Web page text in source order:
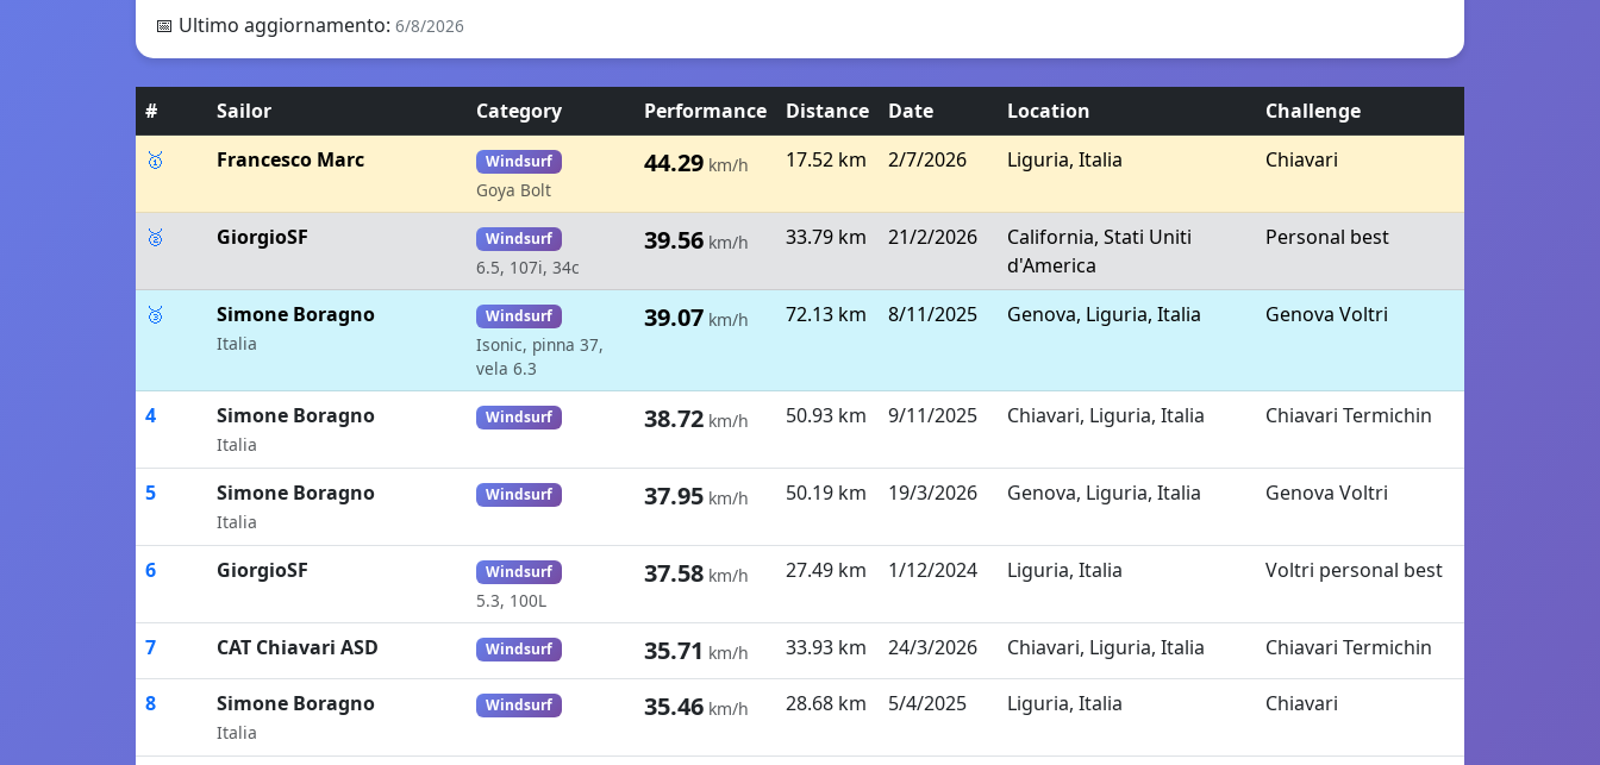
📅 Ultimo aggiornamento: 6/8/2026
# Sailor Category Performance Distance Date Location
Challenge
🥇
Francesco Marc Windsurf
Goya Bolt
44.29 km/h 17.52 km 2/7/2026 Liguria, Italia Chiavari
🥈 GiorgioSF Windsurf
6.5, 107i, 34c
39.56 km/h 33.79 km 21/2/2026
California, Stati Uniti
d'America
Personal best
🥉 Simone Boragno
Italia
Windsurf
Isonic, pinna 37,
vela 6.3
39.07 km/h 72.13 km 8/11/2025 Genova, Liguria, Italia Genova Voltri
4 Simone Boragno
Italia
Windsurf 38.72 km/h 50.93 km 9/11/2025 Chiavari, Liguria, Italia Chiavari Termichin
5 Simone Boragno
Italia
Windsurf 37.95 km/h 50.19 km 19/3/2026 Genova, Liguria, Italia Genova Voltri
6 GiorgioSF Windsurf
5.3, 100L
37.58 km/h 27.49 km 1/12/2024 Liguria, Italia Voltri personal best
7 CAT Chiavari ASD Windsurf 35.71 km/h 33.93 km 24/3/2026 Chiavari, Liguria, Italia Chiavari Termichin
8 Simone Boragno
Italia
Windsurf 35.46 km/h 28.68 km 5/4/2025 Liguria, Italia Chiavari